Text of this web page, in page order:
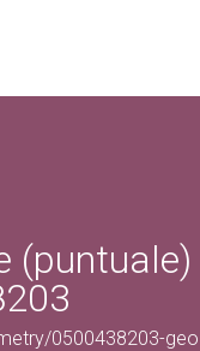
0500438203-